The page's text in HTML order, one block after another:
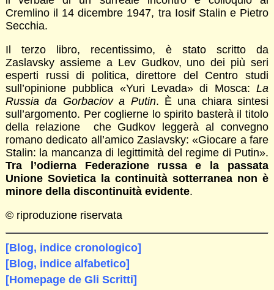
Cremlino il 14 dicembre 1947, tra Iosif Stalin e Pietro
Secchia.
Il terzo libro, recentissimo, è stato scritto da
Zaslavsky assieme a Lev Gudkov, uno dei più seri
esperti russi di politica, direttore del Centro studi
sull’opinione pubblica «Yuri Levada» di Mosca:La
Russia da Gorbaciov a Putin. È una chiara sintesi
sull’argomento. Per coglierne lo spirito basterà il titolo
della relazione che Gudkov leggerà al convegno
romano dedicato all’amico Zaslavsky: «Giocare a fare
Stalin: la mancanza di legittimità del regime di Putin».
Tra l’odierna Federazione russa e la passata
Unione Sovietica la continuità sotterranea non è
minore della discontinuità evidente.
© riproduzione riservata
[Blog, indice cronologico]
[Blog, indice alfabetico]
[Homepage de Gli Scritti]